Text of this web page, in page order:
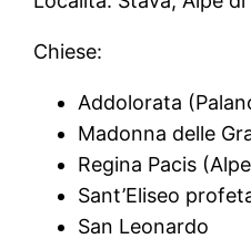
Chiese:
Addolorata
Madonna delle
Regina Pacis
Sant’Eliseo
San Leonardo